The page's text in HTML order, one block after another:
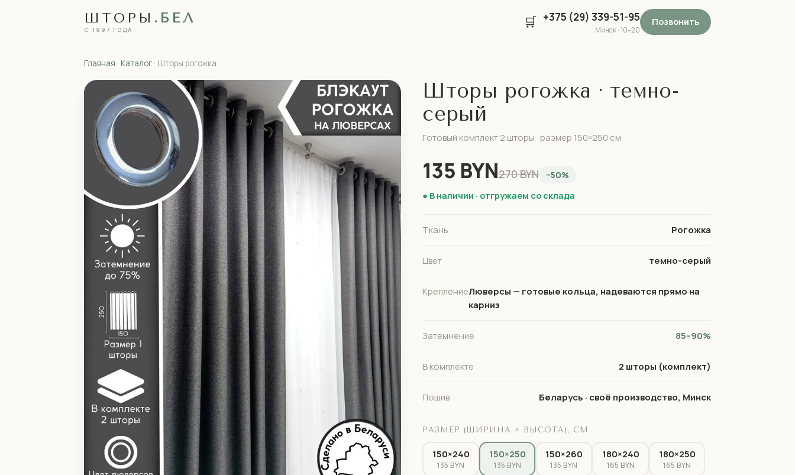
ШТОРЫ .БЕЛ
С 1997 ГОДА 🛒 +375 (29) 339-51-95
Минск · 10–20
Позвонить
Главная · Каталог · Шторы рогожка
Шторы рогожка · темно-
серый
Готовый комплект 2 шторы · размер 150×250 см
135 BYN270 BYN
−50%
● В наличии · отгружаем со склада
Ткань Рогожка
Цвет темно-серый
КреплениеЛюверсы — готовые кольца, надеваются прямо на
карниз
Затемнение 85–90%
В комплекте 2 шторы (комплект)
Пошив Беларусь · своё производство, Минск
РАЗМЕР (ШИРИНА × ВЫСОТА), СМ
150×240
135 BYN
150×250
135 BYN
150×260
135 BYN
180×240
165 BYN
180×250
165 BYN